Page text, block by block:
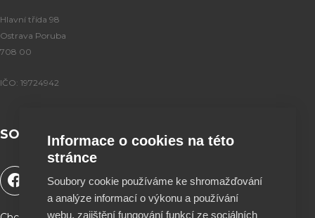
Hlavní třída 98
Ostrava Poruba
708 00
IČO: 19724942
SOCIÁLNÍ SÍTĚ
F
a
o
u
i
k
n
s
Informace o cookies na této
stránce
Soubory cookie používáme ke shromažďování
a analýze informací o výkonu a používání
webu, zajištění fungování funkcí ze sociálních